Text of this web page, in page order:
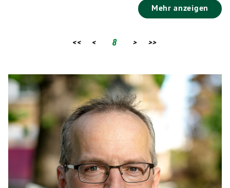
Mehr anzeigen
<< < 8 > >>